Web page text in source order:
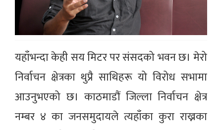
यहाँभन्दा केही सय मिटर पर संसदको भवन छ। मेरो
निर्वाचन क्षेत्रका थुप्रै साथिहरू यो विरोध सभामा
आउनुभएको छ। काठमाडौं जिल्ला निर्वाचन क्षेत्र
नम्बर ४ का जनसमुदायले त्यहाँका कुरा राख्नका